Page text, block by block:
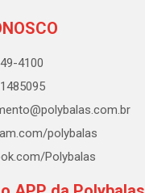
4100
polybalas
Polybalas